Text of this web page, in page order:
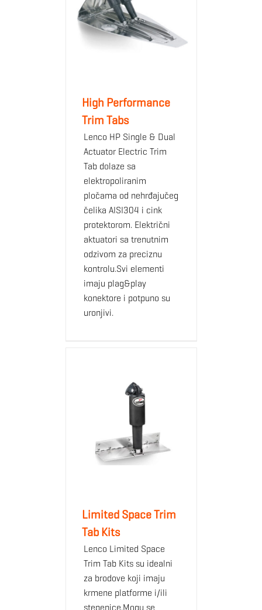
High Performance
Trim Tabs
Lenco HP Single & Dual
Actuator Electric Trim
Tab dolaze sa
elektropoliranim
pločama od nehrđajučeg
čelika AISI304 i cink
protektorom. Električni
aktuatori sa trenutnim
odzivom za preciznu
kontrolu.Svi elementi
imaju plag&play
konektore i potpuno su
uronjivi.
Limited Space Trim
Tab Kits
Lenco Limited Space
Trim Tab Kits su idealni
za brodove koji imaju
krmene platforme i/ili
stepenice.Mogu se